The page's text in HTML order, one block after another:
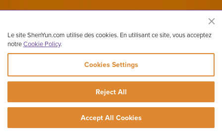
Site officiel de Shen Yun Performing Arts
Copyright ©2026 Shen Yun Performing Arts. Tous droits réservés.
Plan du site
Le site ShenYun.com utilise des cookies. En utilisant ce site, vous acceptez
notreCookie Policy.
Cookies Settings
Reject All
Accept All Cookies